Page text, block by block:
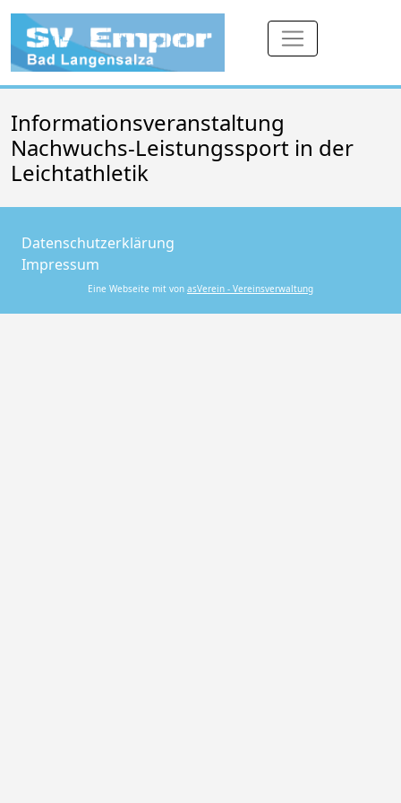
Informationsveranstaltung
Nachwuchs-Leistungssport in der
Leichtathletik
Datenschutzerklärung
Impressum
Eine Webseite mit von asVerein - Vereinsverwaltung